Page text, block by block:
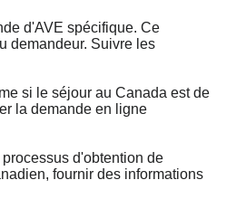
d'AVE spécifique. Ce
demandeur. Suivre les
si le séjour au Canada est de
la demande en ligne
d'obtention de
fournir des informations